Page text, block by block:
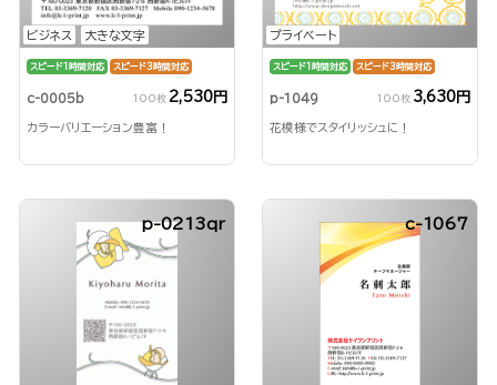
ビジネス 大きな文字
スピード1時間対応 スピード3時間対応
c-0005b 100枚 2,530円
カラーバリエーション豊富！
プライベート
スピード1時間対応 スピード3時間対応
p-1049 100枚 3,630円
花模様でスタイリッシュに！
p-0213qr c-1067